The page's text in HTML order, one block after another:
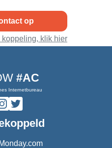
op
koppeling, klik hier
#AC
Internetbureau